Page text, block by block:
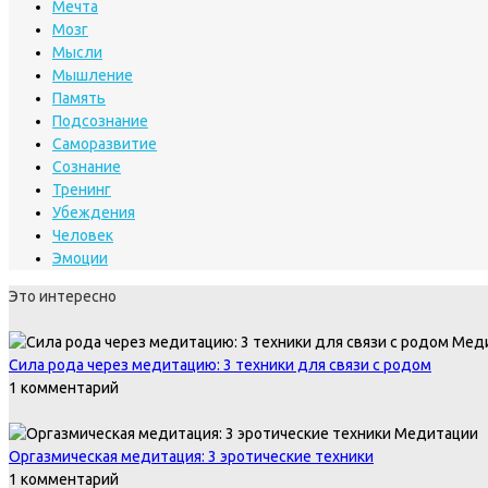
Мечта
Мозг
Мысли
Мышление
Память
Подсознание
Саморазвитие
Сознание
Тренинг
Убеждения
Человек
Эмоции
Это интересно
Сила рода через медитацию: 3 техники для связи с родом
1 комментарий
Медитации
Оргазмическая медитация: 3 эротические техники
1 комментарий